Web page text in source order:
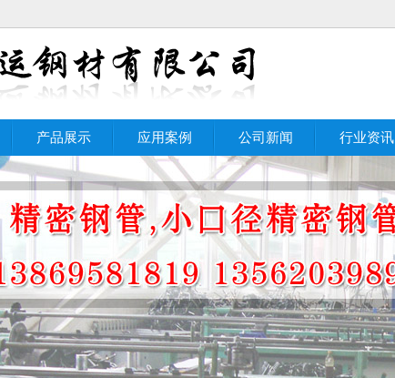
产品展示 应用案例 公司新闻 行业资讯